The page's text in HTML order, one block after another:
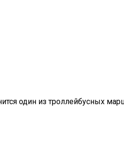
один из троллейбусных